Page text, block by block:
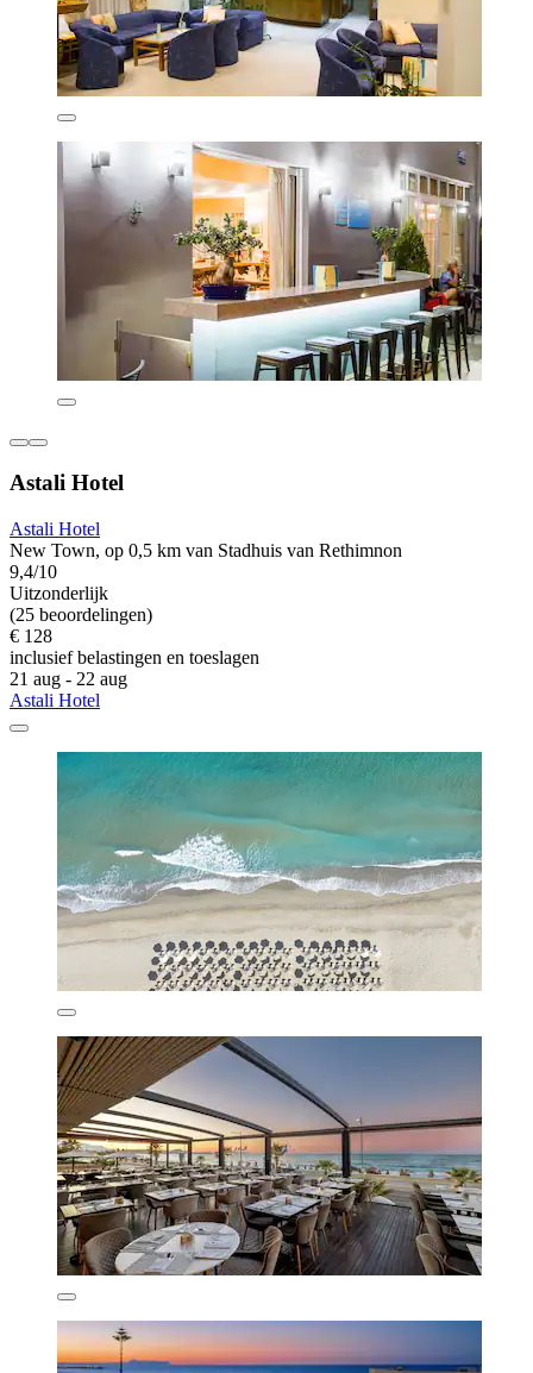
Astali Hotel
Astali Hotel
New Town, op 0,5 km van Stadhuis van Rethimnon
9,4/10
Uitzonderlijk
(25 beoordelingen)
€ 128
inclusief belastingen en toeslagen
21 aug - 22 aug
Astali Hotel